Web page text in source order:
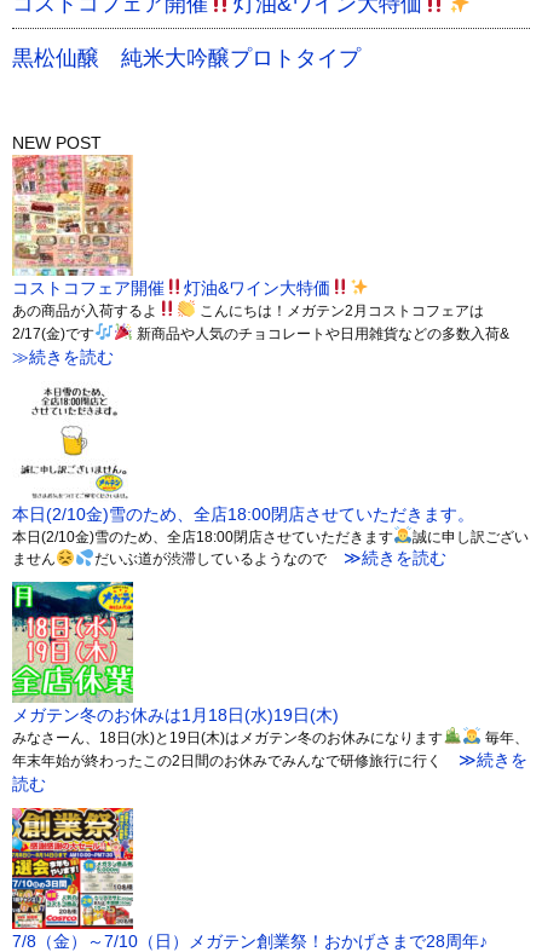
黒松仙醸 純米大吟醸プロトタイプ
NEW POST
コストコフェア開催 灯油&ワイン大特価
あの商品が入荷するよ
こんにちは！メガテン2月コストコフェアは
2/17(金)です
新商品や人気のチョコレートや日用雑貨などの多数入荷&
≫続きを読む
本日(2/10金)雪のため、全店18:00閉店させていただきます。
本日(2/10金)雪のため、全店18:00閉店させていただきます
誠に申し訳ござい
ません
だいぶ道が渋滞しているようなので≫続きを読む
メガテン冬のお休みは1月18日(水)19日(木)
みなさーん、18日(水)と19日(木)はメガテン冬のお休みになります
毎年、
年末年始が終わったこの2日間のお休みでみんなで研修旅行に行く
≫続きを
読む
7/8（金）～7/10（日）メガテン創業祭！おかげさまで28周年♪